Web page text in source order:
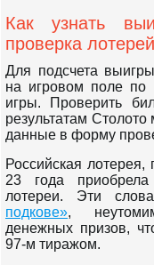
Как узнать
проверка
Для подсчета
на игровом поле по
игры. Проверить
результатам
данные в форму
Российская
23 года
лотереи. Эти
подкове»,
денежных призов,
97-м тиражом.